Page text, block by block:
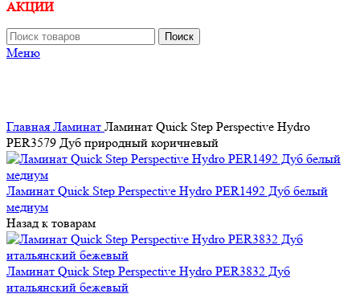
АКЦИИ
Поиск
Меню
Главная Ламинат Ламинат Quick Step Perspective Hydro
PER3579 Дуб природный коричневый
Ламинат Quick Step Perspective Hydro PER1492 Дуб белый
медиум
Назад к товарам
Ламинат Quick Step Perspective Hydro PER3832 Дуб
итальянский бежевый